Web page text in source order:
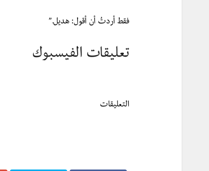
فقط أردتُ أن أقول: هديل.”
تعليقات الفيسبوك
التعليقات